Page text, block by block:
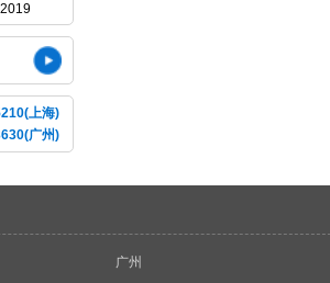
上海)
广州)
广州